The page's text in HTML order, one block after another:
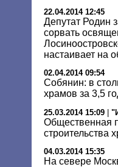
22.04.2014 12:45
Депутат Родин
сорвать
настаивает на
02.04.2014 09:54
Собянин: в
храмов за 3,5
25.03.2014 15:09 |
Общественная
строительства
04.03.2014 15:35
На севере